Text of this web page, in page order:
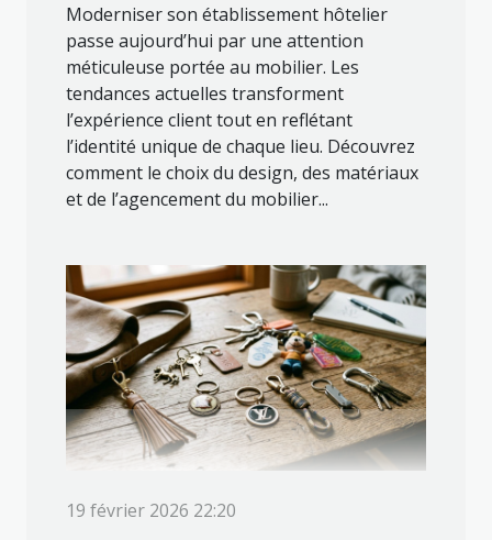
Moderniser son établissement hôtelier
passe aujourd’hui par une attention
méticuleuse portée au mobilier. Les
tendances actuelles transforment
l’expérience client tout en reflétant
l’identité unique de chaque lieu. Découvrez
comment le choix du design, des matériaux
et de l’agencement du mobilier...
19 février 2026 22:20